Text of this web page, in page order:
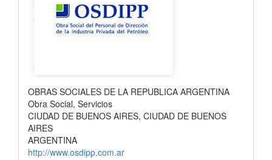
OBRAS SOCIALES DE LA REPUBLICA ARGENTINA
Obra Social, Servicios
CIUDAD DE BUENOS AIRES, CIUDAD DE BUENOS
AIRES
ARGENTINA
http://www.osdipp.com.ar